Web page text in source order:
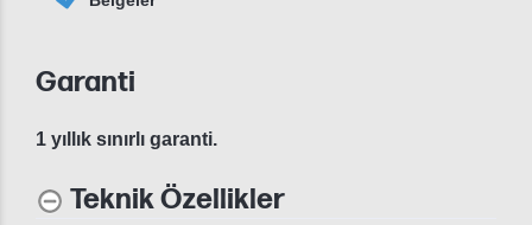
Garanti
1 yıllık sınırlı garanti.
Teknik Özellikler